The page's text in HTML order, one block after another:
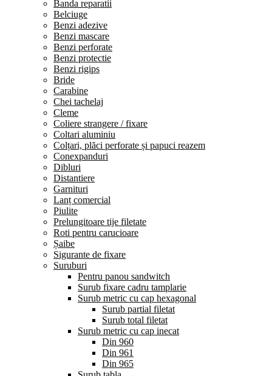
Banda reparatii
Belciuge
Benzi adezive
Benzi mascare
Benzi perforate
Benzi protectie
Benzi rigips
Bride
Carabine
Chei tachelaj
Cleme
Coliere strangere / fixare
Coltari aluminiu
Colțari, plăci perforate și papuci reazem
Conexpanduri
Dibluri
Distantiere
Garnituri
Lanț comercial
Piulite
Prelungitoare tije filetate
Roti pentru carucioare
Șaibe
Sigurante de fixare
Suruburi
Pentru panou sandwitch
Surub fixare cadru tamplarie
Surub metric cu cap hexagonal
Surub partial filetat
Surub total filetat
Surub metric cu cap inecat
Din 960
Din 961
Din 965